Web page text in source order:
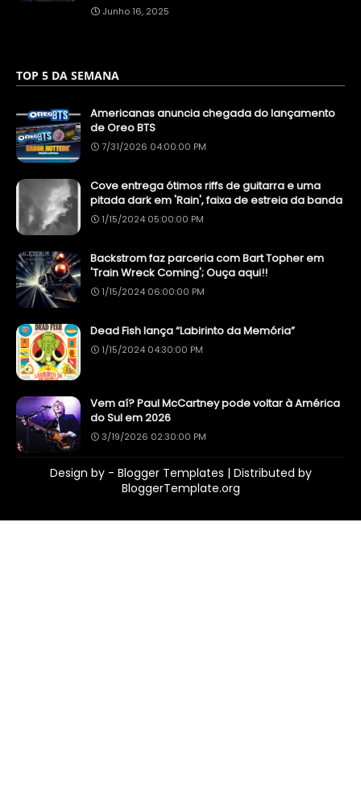
Junho 16, 2025
TOP 5 DA SEMANA
Americanas anuncia chegada do lançamento
de Oreo BTS
7/31/2026 04:00:00 PM
Cove entrega ótimos riffs de guitarra e uma
pitada dark em 'Rain', faixa de estreia da banda
1/15/2024 05:00:00 PM
Backstrom faz parceria com Bart Topher em
'Train Wreck Coming'; Ouça aqui!!
1/15/2024 06:00:00 PM
Dead Fish lança “Labirinto da Memória”
1/15/2024 04:30:00 PM
Vem aí? Paul McCartney pode voltar à América
do Sul em 2026
3/19/2026 02:30:00 PM
Design by - Blogger Templates | Distributed by
BloggerTemplate.org